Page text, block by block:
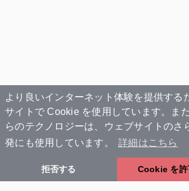
より良いインターネット体験を提供する
サイトで Cookie を使用しています。ま
らのテクノロジーは、ウェブサイトのさ
発にも使用しています。
詳細はこちら
拒否する Cookie を許